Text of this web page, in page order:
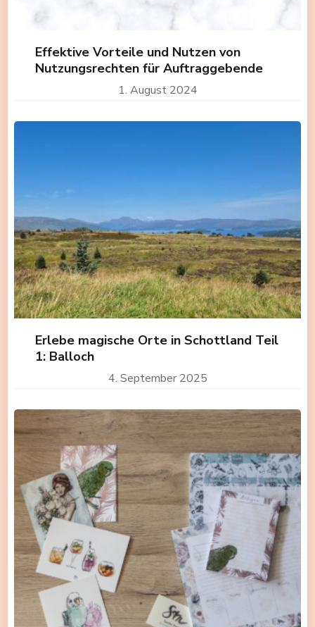
Effektive Vorteile und Nutzen von
Nutzungsrechten für Auftraggebende
1. August 2024
Erlebe magische Orte in Schottland Teil
1: Balloch
4. September 2025